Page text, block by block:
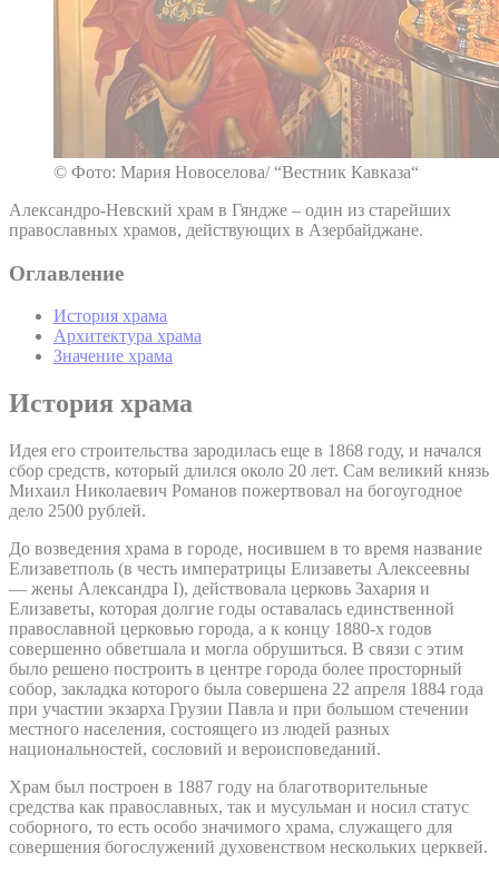
© Фото: Мария Новоселова/ “Вестник Кавказа“
Александро-Невский храм в Гяндже – один из старейших
православных храмов, действующих в Азербайджане.
Оглавление
История храма
Архитектура храма
Значение храма
История храма
Идея его строительства зародилась еще в 1868 году, и начался
сбор средств, который длился около 20 лет. Сам великий князь
Михаил Николаевич Романов пожертвовал на богоугодное
дело 2500 рублей.
До возведения храма в городе, носившем в то время название
Елизаветполь (в честь императрицы Елизаветы Алексеевны
— жены Александра I), действовала церковь Захария и
Елизаветы, которая долгие годы оставалась единственной
православной церковью города, а к концу 1880-х годов
совершенно обветшала и могла обрушиться. В связи с этим
было решено построить в центре города более просторный
собор, закладка которого была совершена 22 апреля 1884 года
при участии экзарха Грузии Павла и при большом стечении
местного населения, состоящего из людей разных
национальностей, сословий и вероисповеданий.
Храм был построен в 1887 году на благотворительные
средства как православных, так и мусульман и носил статус
соборного, то есть особо значимого храма, служащего для
совершения богослужений духовенством нескольких церквей.